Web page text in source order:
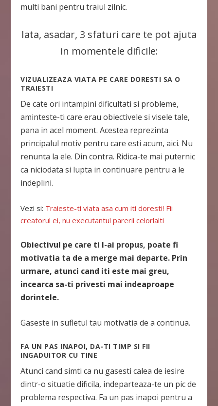
multi bani pentru traiul zilnic.
Iata, asadar, 3 sfaturi care te pot ajuta
in momentele dificile:
VIZUALIZEAZA VIATA PE CARE DORESTI SA O
TRAIESTI
De cate ori intampini dificultati si probleme,
aminteste-ti care erau obiectivele si visele tale,
pana in acel moment. Acestea reprezinta
principalul motiv pentru care esti acum, aici. Nu
renunta la ele. Din contra. Ridica-te mai puternic
ca niciodata si lupta in continuare pentru a le
indeplini.
Vezi si: Traieste-ti viata asa cum iti doresti! Fii
creatorul ei, nu executantul parerii celorlalti
Obiectivul pe care ti l-ai propus, poate fi
motivatia ta de a merge mai departe. Prin
urmare, atunci cand iti este mai greu,
incearca sa-ti privesti mai indeaproape
dorintele.
Gaseste in sufletul tau motivatia de a continua.
FA UN PAS INAPOI, DA-TI TIMP SI FII
INGADUITOR CU TINE
Atunci cand simti ca nu gasesti calea de iesire
dintr-o situatie dificila, indeparteaza-te un pic de
problema respectiva. Fa un pas inapoi pentru a